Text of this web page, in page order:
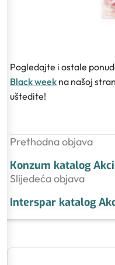
Pogledajte i ostale
Black week na našoj
uštedite!
Prethodna objava
Konzum katalog
Slijedeća objava
Interspar katalog